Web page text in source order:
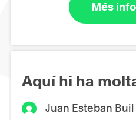
Més
Aquí hi ha
Juan Esteban Buil